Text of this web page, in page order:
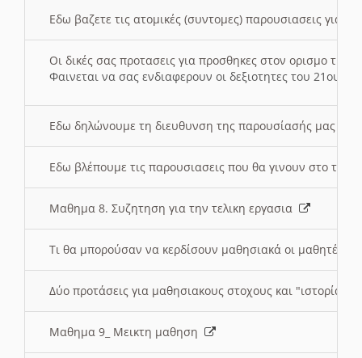
Εδω βαζετε τις ατομικές (συντομες) παρουσιασεις για
Οι δικές σας προτασεις για προσθηκες στον ορισμο
Φαινεται να σας ενδιαφερουν οι δεξιοτητες του 21ου
Εδω δηλώνουμε τη διευθυνση της παρουσίασής μας
Εδω βλέπουμε τις παρουσιασεις που θα γινουν στο
Μαθημα 8. Συζητηση για την τελικη εργασια
Τι θα μπορούσαν να κερδίσουν μαθησιακά οι μαθητές/
Δύο προτάσεις για μαθησιακους στοχους και "ιστορία"
Μαθημα 9_ Μεικτη μαθηση